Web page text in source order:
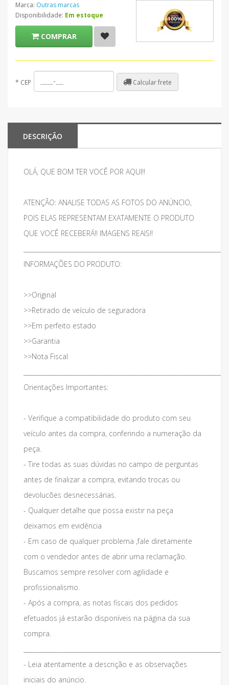
Marca: Outras marcas
Disponibilidade: Em estoque
COMPRAR
* CEP Calcular frete
DESCRIÇÃO
OLÁ, QUE BOM TER VOCÊ POR AQUI!!
ATENÇÃO: ANALISE TODAS AS FOTOS DO ANÚNCIO,
POIS ELAS REPRESENTAM EXATAMENTE O PRODUTO
QUE VOCÊ RECEBERÁ!! IMAGENS REAIS!!
INFORMAÇÕES DO PRODUTO:
>>Original
>>Retirado de veículo de seguradora
>>Em perfeito estado
>>Garantia
>>Nota Fiscal
Orientações Importantes:
- Verifique a compatibilidade do produto com seu
veículo antes da compra, conferindo a numeração da
peça.
- Tire todas as suas dúvidas no campo de perguntas
antes de finalizar a compra, evitando trocas ou
devolucões desnecessárias.
- Qualquer detalhe que possa existir na peça
deixamos em evidência
- Em caso de qualquer problema ,fale diretamente
com o vendedor antes de abrir uma reclamação.
Buscamos sempre resolver com agilidade e
profissionalismo.
- Após a compra, as notas fiscais dos pedidos
efetuados já estarão disponíveis na página da sua
compra.
- Leia atentamente a descrição e as observações
iniciais do anúncio.